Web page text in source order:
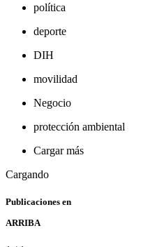
política
deporte
DIH
movilidad
Negocio
protección ambiental
Cargar más
Cargando
Publicaciones en
ARRIBA